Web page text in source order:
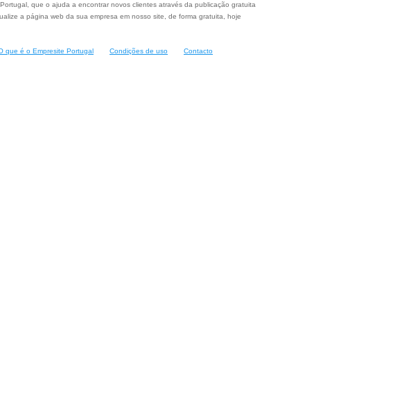
que o ajuda a encontrar novos clientes através da publicação gratuita
a página web da sua empresa em nosso site, de forma gratuita, hoje
que é o Empresite Portugal Condições de uso Contacto